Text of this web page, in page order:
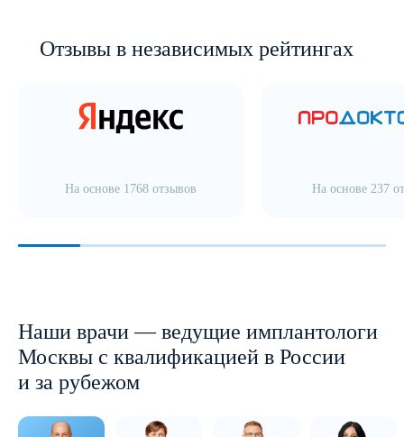
Отзывы в независимых рейтингах
На основе 1768 отзывов На основе 237
Наши врачи — ведущие имплантологи
Москвы с квалификацией в России
и за рубежом